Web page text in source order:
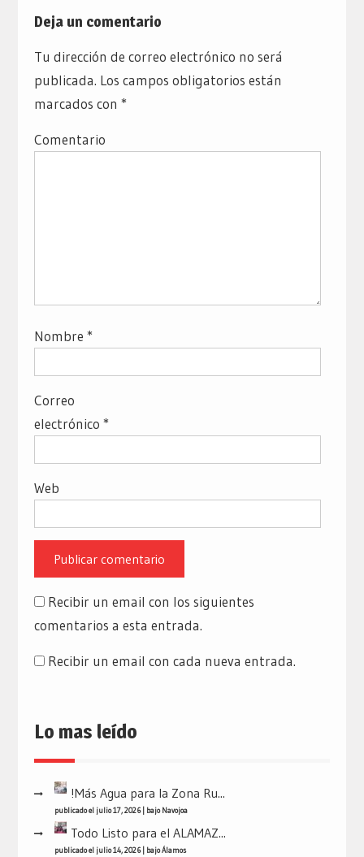
Deja un comentario
Tu dirección de correo electrónico no será
publicada. Los campos obligatorios están
marcados con *
Comentario
Nombre *
Correo
electrónico *
Web
Recibir un email con los siguientes
comentarios a esta entrada.
Recibir un email con cada nueva entrada.
Lo mas leído
!Más Agua para la Zona Ru...
publicado el julio 17, 2026| bajo Navojoa
Todo Listo para el ALAMAZ...
publicado el julio 14, 2026| bajoÁlamos